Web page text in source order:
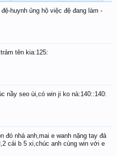
huynh ủng hộ việc đệ đang làm -
tên kia:125:
nầy seo ùi,có win ji ko nà:140::140:
đó nhá anh,mai e wanh nặng tay đá
cái b 5 xi,chúc anh cùng win với e